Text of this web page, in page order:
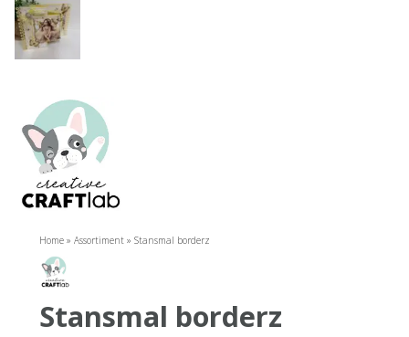
Home » Assortiment » Stansmal borderz
stansmal borderz